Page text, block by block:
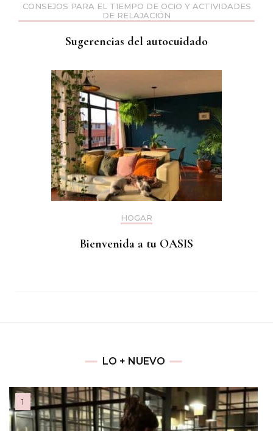
CONSEJOS PARA EL TIEMPO DE OCIO Y ACTIVIDADES
DE RELAJACIÓN
Sugerencias del autocuidado
HOGAR
Bienvenida a tu OASIS
LO + NUEVO